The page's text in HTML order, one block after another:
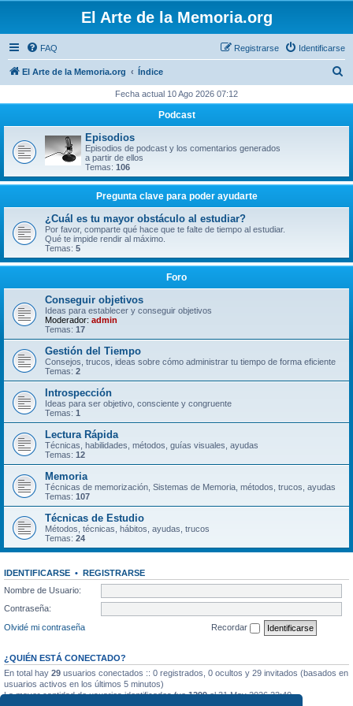
El Arte de la Memoria.org
FAQ Identificarse
Registrarse
El Arte de la Memoria.org Índice
c
Fecha actual 10 Ago 2026 07:12
Podcast
Episodios
Episodios de podcast y los comentarios generados
a partir de ellos
Temas: 106
Pregunta clave para poder ayudarte
¿Cuál es tu mayor obstáculo al estudiar?
Por favor, comparte qué hace que te falte de tiempo al estudiar.
Qué te impide rendir al máximo.
Temas: 5
Foro
Conseguir objetivos
Ideas para establecer y conseguir objetivos
Moderador: admin
Temas: 17
Gestión del Tiempo
Consejos, trucos, ideas sobre cómo administrar tu tiempo de forma eficiente
Temas: 2
Introspección
Ideas para ser objetivo, consciente y congruente
Temas: 1
Lectura Rápida
Técnicas, habilidades, métodos, guías visuales, ayudas
Temas: 12
Memoria
Técnicas de memorización, Sistemas de Memoria, métodos, trucos, ayudas
Temas: 107
Técnicas de Estudio
Métodos, técnicas, hábitos, ayudas, trucos
Temas: 24
IDENTIFICARSE • REGISTRARSE
Nombre de Usuario:
Contraseña:
Olvidé mi contraseña
Recordar
¿QUIÉN ESTÁ CONECTADO?
En total hay 29 usuarios conectados :: 0 registrados, 0 ocultos y 29 invitados (basados en
usuarios activos en los últimos 5 minutos)
La mayor cantidad de usuarios identificados fue1299el 31 May 2026 22:40